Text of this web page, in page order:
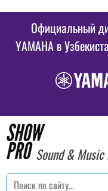
Официальный
YAMAHA в
Sound &